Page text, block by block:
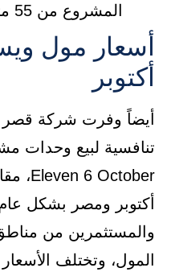
المشروع من 55 متر مربع.
أكتوبر
أيضاً وفرت شركة قصر
أكتوبر ومصر بشكل
والمستثمرين من
المول، وتختلف